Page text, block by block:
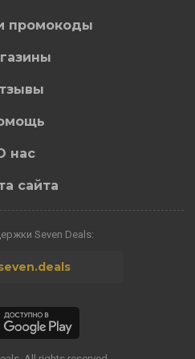
промокоды
нас
сайта
Seven Deals: